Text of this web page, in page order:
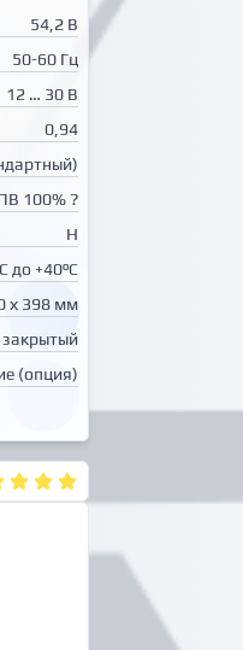
54,2 В
50-60 Гц
12 … 30 В
0,94
100% ?
H
до +40⁰C
х 398 мм
закрытый
(опция)